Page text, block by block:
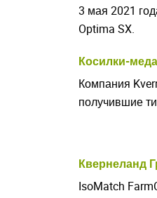
3 мая 2021
Optima SX.
Косилки-
Компания
получившие
Квернеланд
IsoMatch